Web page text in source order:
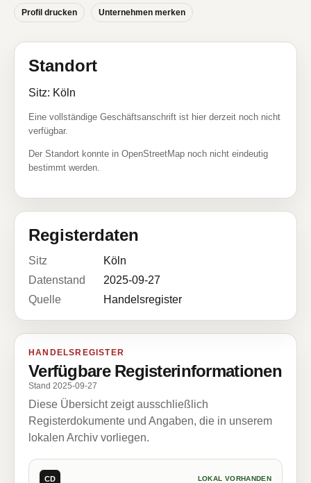
Profil drucken Unternehmen merken
Standort
Sitz: Köln
Eine vollständige Geschäftsanschrift ist hier derzeit noch nicht
verfügbar.
Der Standort konnte in OpenStreetMap noch nicht eindeutig
bestimmt werden.
Registerdaten
Sitz
Köln
Datenstand
2025-09-27
Quelle
Handelsregister
HANDELSREGISTER
Verfügbare Registerinformationen
Stand 2025-09-27
Diese Übersicht zeigt ausschließlich
Registerdokumente und Angaben, die in unserem
lokalen Archiv vorliegen.
CD LOKAL VORHANDEN